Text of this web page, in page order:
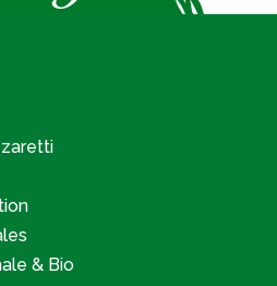
& Bio